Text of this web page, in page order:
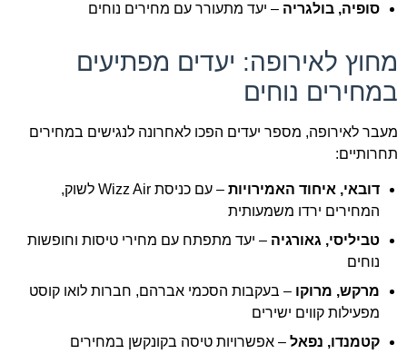
סופיה, בולגריה – יעד מתעורר עם מחירים נוחים
מחוץ לאירופה: יעדים מפתיעים
במחירים נוחים
מעבר לאירופה, מספר יעדים הפכו לאחרונה לנגישים במחירים
תחרותיים:
דובאי, איחוד האמירויות
– עם כניסת Wizz Air לשוק,
המחירים ירדו משמעותית
טביליסי, גאורגיה – יעד מתפתח עם מחירי טיסות וחופשות
נוחים
מרקש, מרוקו – בעקבות הסכמי אברהם, חברות לואו קוסט
מפעילות קווים ישירים
קטמנדו, נפאל – אפשרויות טיסה בקונקשן במחירים